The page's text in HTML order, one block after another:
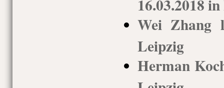
Wei Zhang
Leipzig
Herman